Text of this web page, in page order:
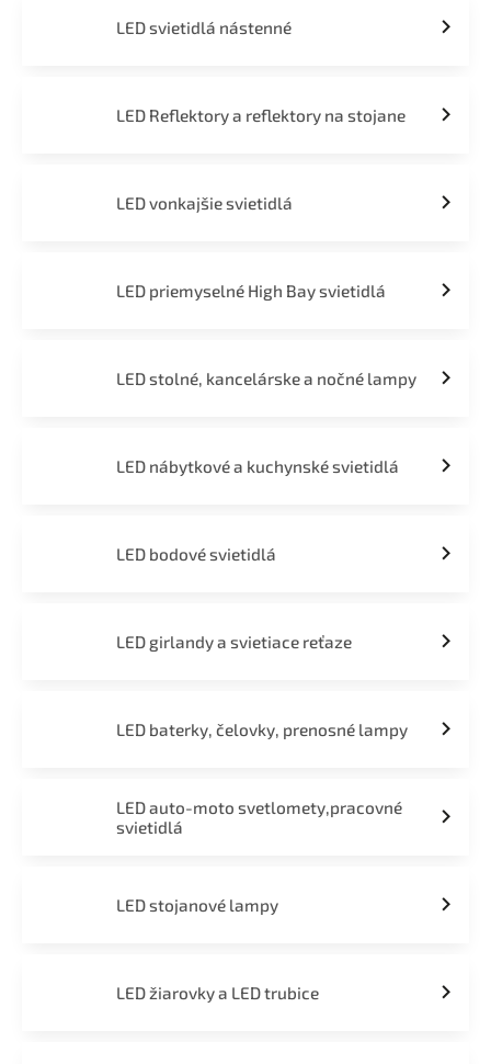
LED svietidlá nástenné
LED Reflektory a reflektory na stojane
LED vonkajšie svietidlá
LED priemyselné High Bay svietidlá
LED stolné, kancelárske a nočné lampy
LED nábytkové a kuchynské svietidlá
LED bodové svietidlá
LED girlandy a svietiace reťaze
LED baterky, čelovky, prenosné lampy
LED auto-moto svetlomety,pracovné
svietidlá
LED stojanové lampy
LED žiarovky a LED trubice